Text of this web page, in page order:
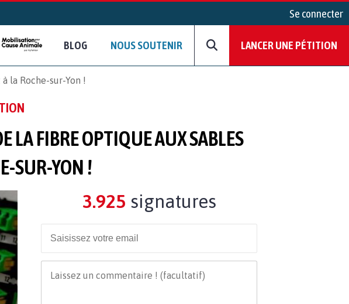
Se connecter
BLOG NOUS SOUTENIR LANCER UNE PÉTITION
la Roche-sur-Yon !
LA FIBRE OPTIQUE AUX SABLES
SUR-YON !
3.925 signatures